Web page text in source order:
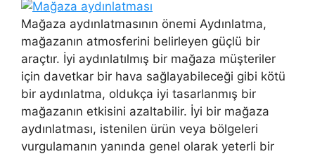
Mağaza aydınlatmasının önemi Aydınlatma,
mağazanın atmosferini belirleyen güçlü bir
araçtır. İyi aydınlatılmış bir mağaza müşteriler
için davetkar bir hava sağlayabileceği gibi kötü
bir aydınlatma, oldukça iyi tasarlanmış bir
mağazanın etkisini azaltabilir. İyi bir mağaza
aydınlatması, istenilen ürün veya bölgeleri
vurgulamanın yanında genel olarak yeterli bir